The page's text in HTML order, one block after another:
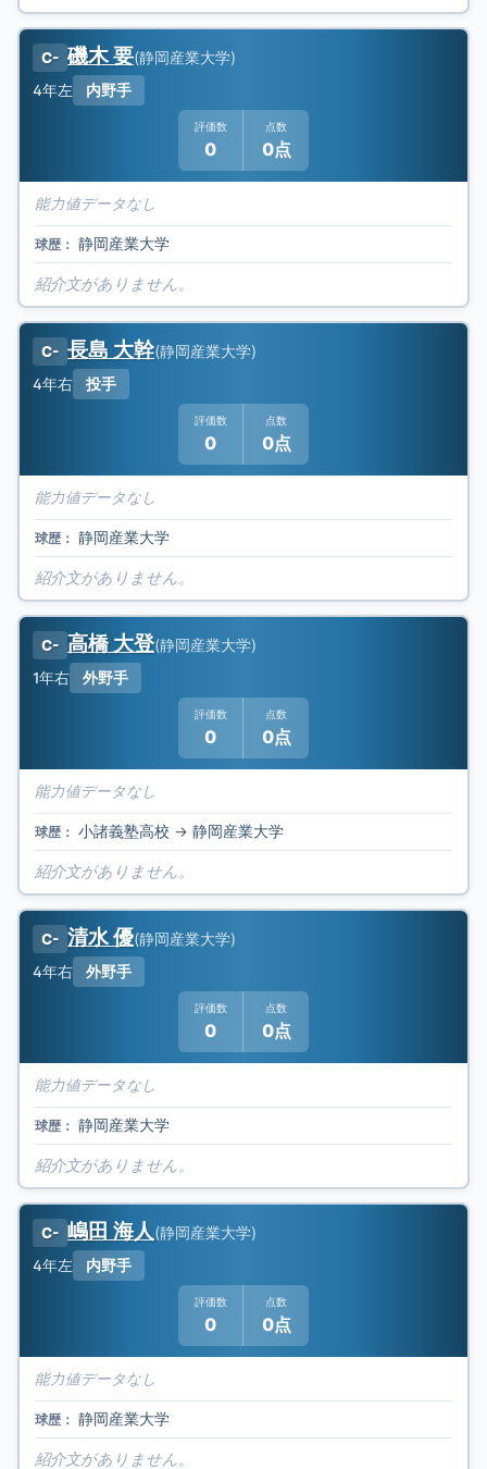
C- 磯木 要(静岡産業大学)
4年左 内野手
評価数
0
点数
0点
能力値データなし
球歴： 静岡産業大学
紹介文がありません。
C- 長島 大幹(静岡産業大学)
4年右 投手
評価数
0
点数
0点
能力値データなし
球歴： 静岡産業大学
紹介文がありません。
C- 高橋 大登(静岡産業大学)
1年右 外野手
評価数
0
点数
0点
能力値データなし
球歴： 小諸義塾高校 → 静岡産業大学
紹介文がありません。
C- 清水 優(静岡産業大学)
4年右 外野手
評価数
0
点数
0点
能力値データなし
球歴： 静岡産業大学
紹介文がありません。
C- 嶋田 海人(静岡産業大学)
4年左 内野手
評価数
0
点数
0点
能力値データなし
球歴： 静岡産業大学
紹介文がありません。